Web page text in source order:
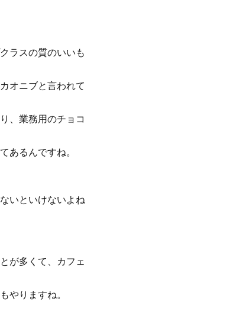
ラスの質のいいも
オニブと言われて
、業務用のチョコ
あるんですね。
いといけないよね
が多くて、カフェ
やりますね。